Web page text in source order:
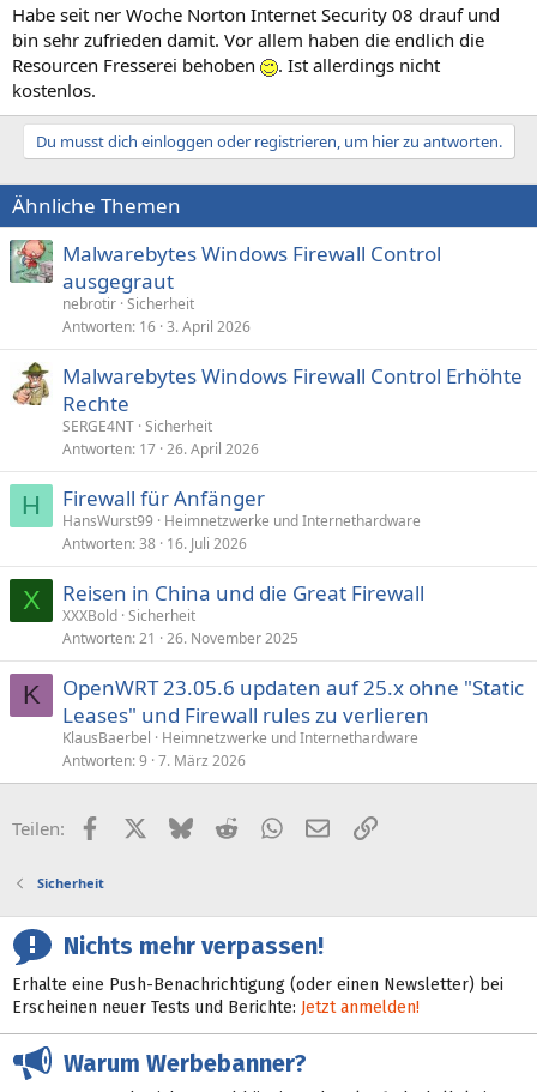
Habe seit ner Woche Norton Internet Security 08 drauf und
bin sehr zufrieden damit. Vor allem haben die endlich die
Resourcen Fresserei behoben
. Ist allerdings nicht
kostenlos.
Du musst dich einloggen oder registrieren, um hier zu antworten.
Ähnliche Themen
Malwarebytes Windows Firewall Control
ausgegraut
nebrotir Sicherheit
Antworten 16 3. April 2026
Malwarebytes Windows Firewall Control Erhöhte
Rechte
SERGE4NT Sicherheit
Antworten 17 26. April 2026
H Firewall für Anfänger
HansWurst99
Heimnetzwerke und Internethardware
Antworten 38 16. Juli 2026
X Reisen in China und die Great Firewall
XXXBold Sicherheit
Antworten 21 26. November 2025
K
OpenWRT 23.05.6 updaten auf 25.x ohne "Static
Leases" und Firewall rules zu verlieren
KlausBaerbel
Heimnetzwerke und Internethardware
Antworten 9 7. März 2026
Teilen: FacebookX (Twitter)
BlueskyRedditWhatsApp
E-MailLink
Sicherheit
Nichts mehr verpassen!
Erhalte eine Push-Benachrichtigung (oder einen Newsletter) bei
Erscheinen neuer Tests und Berichte: Jetzt anmelden!
Warum Werbebanner?